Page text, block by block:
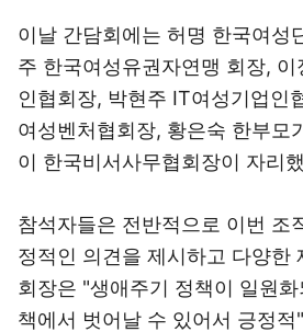
이날 간담회에는 허명 한국여성
주 한국여성유권자연맹 회장,
인협회장, 박현주 IT여성기업인
여성벤처협회장, 황은숙 한부모
이 한국비서사무협회장이 자리
참석자들은 전반적으로 이번 조
정적인 의견을 제시하고 다양한
회장은 "생애주기 정책이 일원
책에서 벗어날 수 있어서 긍정